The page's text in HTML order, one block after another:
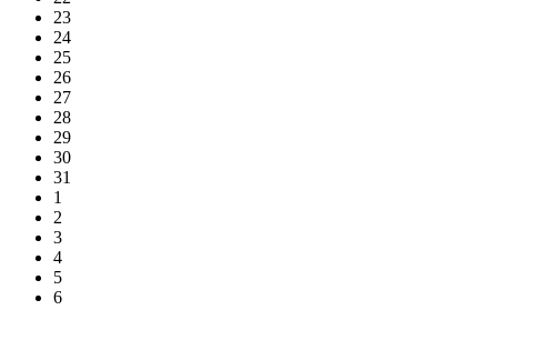
23
24
25
26
27
28
29
30
31
1
2
3
4
5
6